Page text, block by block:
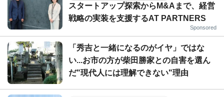
スタートアップ探索からM&Aまで、経営
戦略の実装を支援するAT PARTNERS
Sponsored
「秀吉と一緒になるのがイヤ」ではな
い...お市の方が柴田勝家との自害を選ん
だ"現代人には理解できない"理由